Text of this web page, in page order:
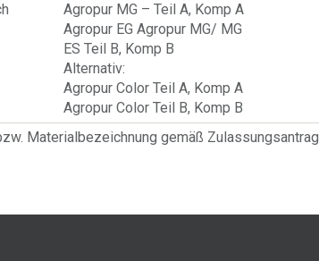
Agropur MG – Teil A, Komp A
Agropur EG Agropur MG/ MG
ES Teil B, Komp B
Alternativ:
Agropur Color Teil A, Komp A
Agropur Color Teil B, Komp B
Materialbezeichnung gemäß Zulassungsantrag